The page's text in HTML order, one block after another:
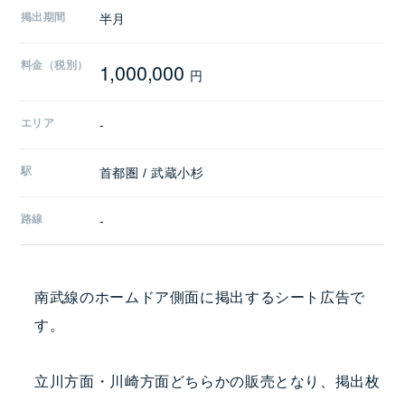
掲出期間 半月
料金（税別） 1,000,000 円
エリア -
駅 首都圏 / 武蔵小杉
路線 -
南武線のホームドア側面に掲出するシート広告で
す。
立川方面・川崎方面どちらかの販売となり、掲出枚